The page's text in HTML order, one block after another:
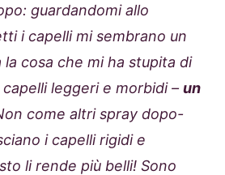
guardandomi allo
i capelli mi sembrano un
la cosa che mi ha stupita di
leggeri e morbidi – un
come altri spray dopo-
i capelli rigidi e
li rende più belli! Sono